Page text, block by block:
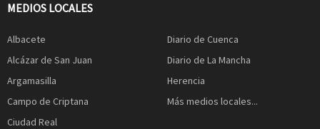
MEDIOS LOCALES
Albacete
Alcázar de San Juan
Argamasilla
Campo de Criptana
Ciudad Real
Diario de Cuenca
Diario de La Mancha
Herencia
Más medios locales...